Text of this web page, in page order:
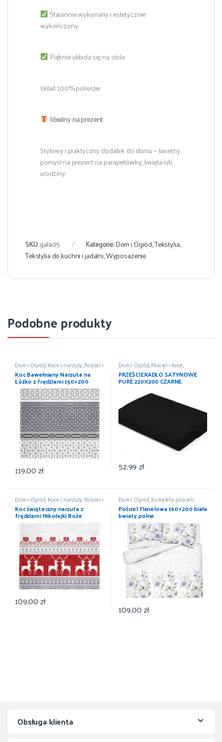
Starannie wykonany i estetycznie
wykończony
Pięknie układa się na stole
skład 100% poliester
Idealny na prezent
Stylowy i praktyczny dodatek do domu – świetny
pomysł na prezent na parapetówkę, święta lub
urodziny.
SKU:gala05 Kategorie:Dom i Ogród,Tekstylia,
Tekstylia do kuchni i jadalni,Wyposażenie
Podobne produkty
Dom i Ogród, Koce i narzuty, Pościel i
koce , Wyposażenie
Koc Bawełniany Narzuta na
Łóżko z frędzlami 150×200
119,00zł
Dom i Ogród, Pościel i koce,
Prześcieradła ,Wyposażenie
PRZEŚCIERADŁO SATYNOWE
PURE 220X200 CZARNE
52,99zł
Dom i Ogród, Koce i narzuty, Pościel i
koce,Wyposażenie
Koc świąteczny narzuta z
frędzlami Mikołajki Boże
Narodzenie 150×200
109,00zł
Dom i Ogród, Komplety pościeli,
Pościel i koce ,Wyposażenie
Pościel flanelowa 160×200 biała
kwiaty polne
109,00zł
Obsługa klienta